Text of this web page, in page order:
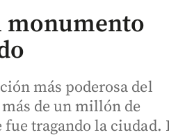
monumento
más poderosa del
de un millón de
fue tragando la ciudad.